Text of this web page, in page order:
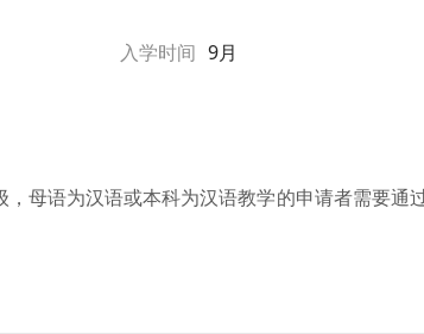
入学时间 9月
母语为汉语或本科为汉语教学的申请者需要通